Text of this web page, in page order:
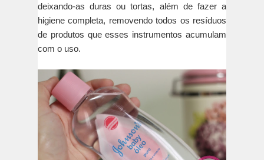
deixando-as duras ou tortas, além de fazer a
higiene completa, removendo todos os resíduos
de produtos que esses instrumentos acumulam
com o uso.